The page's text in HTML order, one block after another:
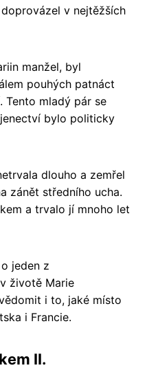
v nejtěžších
manžel, byl
pouhých patnáct
Tento mladý pár se
bylo politicky
dlouho a zemřel
zánět středního ucha.
a trvalo jí mnoho let
jeden z
životě Marie
i to, jaké místo
i Francie.
II.